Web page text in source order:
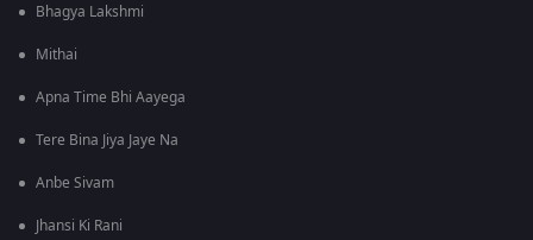
Bhagya Lakshmi
Mithai
Apna Time Bhi Aayega
Tere Bina Jiya Jaye Na
Anbe Sivam
Jhansi Ki Rani